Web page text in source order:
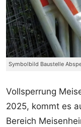
Symbolbild Baustelle
Vollsperrung
2025, kommt es
Bereich